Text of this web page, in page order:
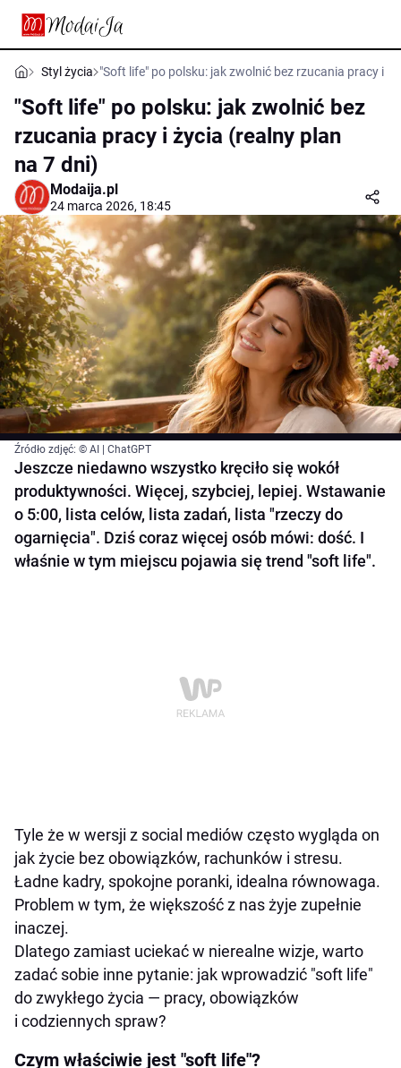
Styl życia "Soft life" po polsku: jak zwolnić bez rzucania pracy i
"Soft life" po polsku: jak zwolnić bez
rzucania pracy i życia (realny plan
na 7 dni)
Modaija.pl
24 marca 2026, 18:45
Źródło zdjęć: © AI | ChatGPT
Jeszcze niedawno wszystko kręciło się wokół
produktywności. Więcej, szybciej, lepiej. Wstawanie
o 5:00, lista celów, lista zadań, lista "rzeczy do
ogarnięcia". Dziś coraz więcej osób mówi: dość. I
właśnie w tym miejscu pojawia się trend "soft life".
Tyle że w wersji z social mediów często wygląda on
jak życie bez obowiązków, rachunków i stresu.
Ładne kadry, spokojne poranki, idealna równowaga.
Problem w tym, że większość z nas żyje zupełnie
inaczej.
Dlatego zamiast uciekać w nierealne wizje, warto
zadać sobie inne pytanie: jak wprowadzić "soft life"
do zwykłego życia — pracy, obowiązków
i codziennych spraw?
Czym właściwie jest "soft life"?